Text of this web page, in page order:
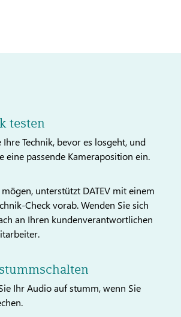
testen
Ihre Technik, bevor es losgeht, und
eine passende Kameraposition ein.
unterstützt DATEV mit einem
Check vorab. Wenden Sie sich
an Ihren kundenverantwortlichen
Ihr Audio auf stumm, wenn Sie